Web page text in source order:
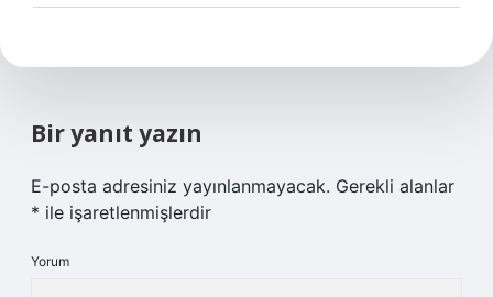
Bir yanıt yazın
E-posta adresiniz yayınlanmayacak. Gerekli alanlar
* ile işaretlenmişlerdir
Yorum